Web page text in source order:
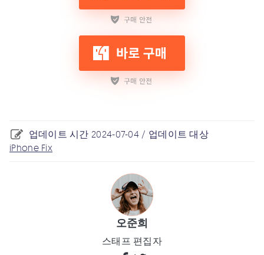
업데이트 시간 2024-07-04 / 업데이트 대상
iPhone Fix
오준희
스태프 편집자